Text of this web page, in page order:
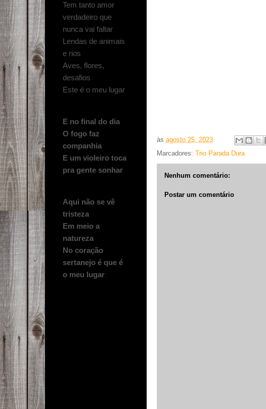
às agosto 25, 2023
Marcadores: Trio Parada Dura
Nenhum comentário:
Postar um comentário
Tem tanto amor
verdadeiro que
nunca vai faltar
Lendas de animais
e rios
Aves, flores,
desafios
Este é o meu lugar
E no final do dia
O fogo faz
companhia
E um violeiro toca
pra gente sonhar
Aqui não se vê
tristeza
Em meio a
natureza
No coração
sertanejo é que é
o meu lugar